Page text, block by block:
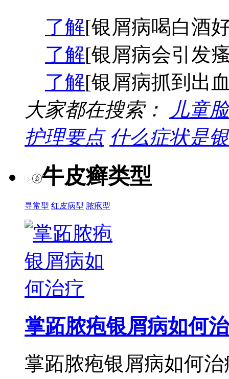
了解[银屑病喝白酒
了解[银屑病会引发
了解[银屑病抓到出
大家都在搜索：
儿童
护理要点 什么症状是
牛皮癣类型
寻常型 红皮病型 脓疱型
掌跖脓疱银屑病如何治
掌跖脓疱银屑病如何